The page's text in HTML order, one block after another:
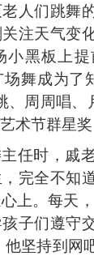
人们跳舞
注天气变
小黑板上
舞成为了
、周周唱、
术节群星奖
任时，戚
完全不知
上。每天
子们遵守
坚持到网